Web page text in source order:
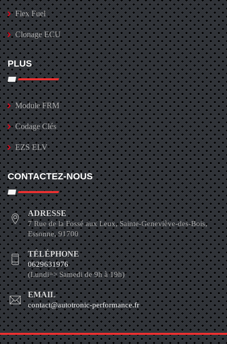
Flex Fuel
Clonage ECU
PLUS
Module FRM
Codage Clés
EZS ELV
CONTACTEZ-NOUS
ADRESSE
7 Rue de la Fossé aux Leux, Sainte-Geneviève-des-Bois,
Essonne, 91700
TÉLÉPHONE
0629631976
(Lundi=> Samedi de 9h à 19h)
EMAIL
contact@autotronic-performance.fr